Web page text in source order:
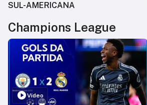
SUL-AMERICANA
Champions League
Vídeo